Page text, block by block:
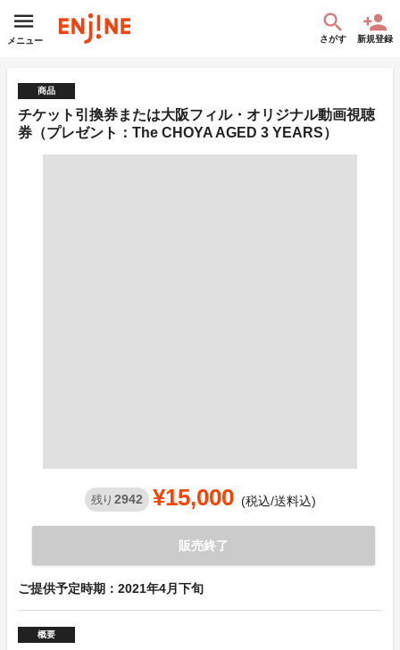
メニュー さがす 新規登録
商品
チケット引換券または大阪フィル・オリジナル動画視聴
券（プレゼント：The CHOYA AGED 3 YEARS）
残り 2942 ¥15,000 (税込/送料込)
販売終了
ご提供予定時期：2021年4月下旬
概要